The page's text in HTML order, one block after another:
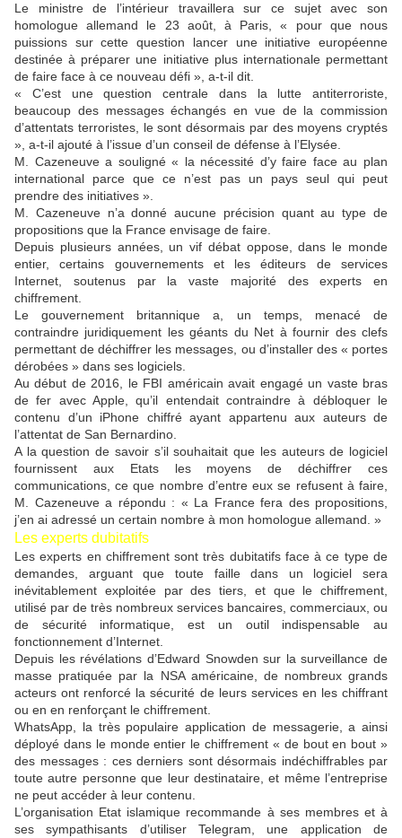
Le ministre de l’intérieur travaillera sur ce sujet avec son
homologue allemand le 23 août, à Paris, « pour que nous
puissions sur cette question lancer une initiative européenne
destinée à préparer une initiative plus internationale permettant
de faire face à ce nouveau défi », a-t-il dit.
« C’est une question centrale dans la lutte antiterroriste,
beaucoup des messages échangés en vue de la commission
d’attentats terroristes, le sont désormais par des moyens cryptés
», a-t-il ajouté à l’issue d’un conseil de défense à l’Elysée.
M. Cazeneuve a souligné « la nécessité d’y faire face au plan
international parce que ce n’est pas un pays seul qui peut
prendre des initiatives ».
M. Cazeneuve n’a donné aucune précision quant au type de
propositions que la France envisage de faire.
Depuis plusieurs années, un vif débat oppose, dans le monde
entier, certains gouvernements et les éditeurs de services
Internet, soutenus par la vaste majorité des experts en
chiffrement.
Le gouvernement britannique a, un temps, menacé de
contraindre juridiquement les géants du Net à fournir des clefs
permettant de déchiffrer les messages, ou d’installer des « portes
dérobées » dans ses logiciels.
Au début de 2016, le FBI américain avait engagé un vaste bras
de fer avec Apple, qu’il entendait contraindre à débloquer le
contenu d’un iPhone chiffré ayant appartenu aux auteurs de
l’attentat de San Bernardino.
A la question de savoir s’il souhaitait que les auteurs de logiciel
fournissent aux Etats les moyens de déchiffrer ces
communications, ce que nombre d’entre eux se refusent à faire,
M. Cazeneuve a répondu : « La France fera des propositions,
j’en ai adressé un certain nombre à mon homologue allemand. »
Les experts dubitatifs
Les experts en chiffrement sont très dubitatifs face à ce type de
demandes, arguant que toute faille dans un logiciel sera
inévitablement exploitée par des tiers, et que le chiffrement,
utilisé par de très nombreux services bancaires, commerciaux, ou
de sécurité informatique, est un outil indispensable au
fonctionnement d’Internet.
Depuis les révélations d’Edward Snowden sur la surveillance de
masse pratiquée par la NSA américaine, de nombreux grands
acteurs ont renforcé la sécurité de leurs services en les chiffrant
ou en en renforçant le chiffrement.
WhatsApp, la très populaire application de messagerie, a ainsi
déployé dans le monde entier le chiffrement « de bout en bout »
des messages : ces derniers sont désormais indéchiffrables par
toute autre personne que leur destinataire, et même l’entreprise
ne peut accéder à leur contenu.
L’organisation Etat islamique recommande à ses membres et à
ses sympathisants d’utiliser Telegram, une application de